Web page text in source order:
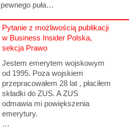
pewnego puła…
Pytanie z możliwością publikacji
w Business Insider Polska,
sekcja Prawo
Jestem emerytem wojskowym
od 1995. Poza wojskiem
przepracowałem 28 lat , płaciłem
składki do ZUS. A ZUS
odmawia mi powiększenia
emerytury.
…